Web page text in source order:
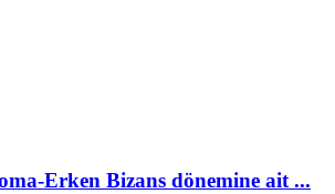
Erken Bizans dönemine ait ...